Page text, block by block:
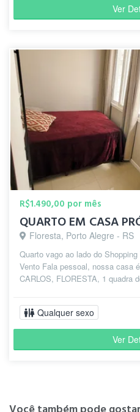
Ver
R$1.490,00 por mês
Floresta, Porto Alegre - RS
Quarto vago ao lado do
Vento Fala pessoal, nossa casa
CARLOS, FLORESTA, 1 quadra
Qualquer sexo
Ver